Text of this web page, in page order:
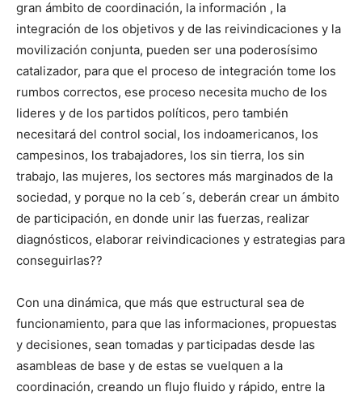
gran ámbito de coordinación, la información , la
integración de los objetivos y de las reivindicaciones y la
movilización conjunta, pueden ser una poderosísimo
catalizador, para que el proceso de integración tome los
rumbos correctos, ese proceso necesita mucho de los
lideres y de los partidos políticos, pero también
necesitará del control social, los indoamericanos, los
campesinos, los trabajadores, los sin tierra, los sin
trabajo, las mujeres, los sectores más marginados de la
sociedad, y porque no la ceb´s, deberán crear un ámbito
de participación, en donde unir las fuerzas, realizar
diagnósticos, elaborar reivindicaciones y estrategias para
conseguirlas??
Con una dinámica, que más que estructural sea de
funcionamiento, para que las informaciones, propuestas
y decisiones, sean tomadas y participadas desde las
asambleas de base y de estas se vuelquen a la
coordinación, creando un flujo fluido y rápido, entre la